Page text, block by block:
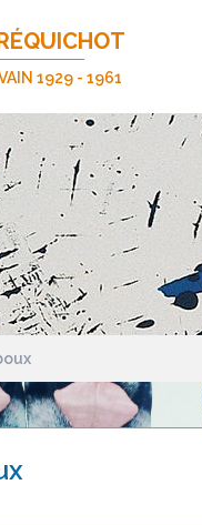
1929 - 1961
Actualités
Les œuvres
Les écrits
Expositions
Publications
Biographie
Nous